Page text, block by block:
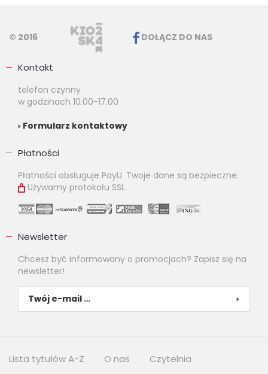
© 2016 DOŁĄCZ DO NAS
Kontakt
telefon czynny
w godzinach 10.00-17.00
Formularz kontaktowy
Płatności
Płatności obsługuje PayU. Twoje dane są bezpieczne.
Używamy protokołu SSL.
Newsletter
Chcesz być informowany o promocjach? Zapisz się na
newsletter!
Lista tytułów A-Z O nas Czytelnia